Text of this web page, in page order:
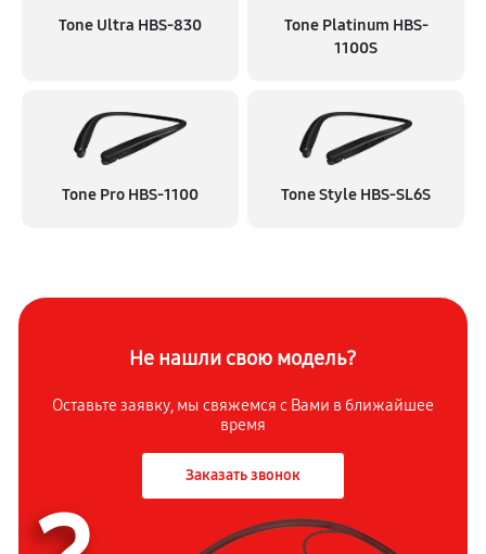
Tone Ultra HBS-830
Tone Platinum HBS-
1100S
Tone Pro HBS-1100 Tone Style HBS-SL6S
Не нашли свою модель?
Оставьте заявку, мы свяжемся с Вами в ближайшее
время
Заказать звонок